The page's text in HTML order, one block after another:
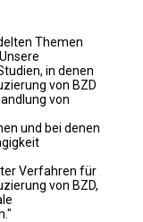
Themen
in denen
von BZD
von
und bei denen
Verfahren für
von BZD,